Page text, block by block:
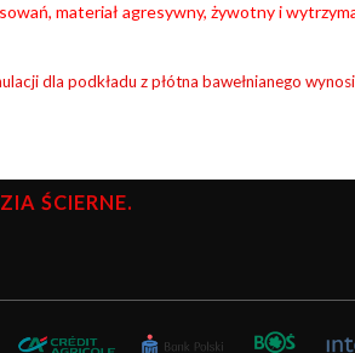
materiał agresywny, żywotny i
dla podkładu z płótna bawełnianego
ŚCIERNE.